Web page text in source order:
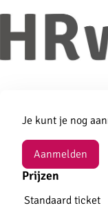
Aanmelden
Je kunt je nog
Aanmelden
Prijzen
Standaard ticket